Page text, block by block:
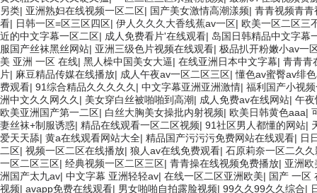
另类| 亚洲熟妇在线视频一区二区| 国产美女激情高潮漾频| 青青视频青青
看| 日韩一区=区三区四区| 伊人久久久大香线蕉av一区| 欧美一区二区三
近的中文字幕一区二区| 成人免费看片'在线观看| 岛国日韩精品中文字幕
服国产丝袜黑丝网站| 亚洲三级色片视频在线观看| 极品扒开粉嫩小av一
美 亚洲 一区 在线| 黑人橾中国美女大逼| 在线亚洲日本中文字幕| 青青青
片| 麻豆精品传媒在线播放| 成人午夜av一区二区三区|懂色av蜜臀av绯
费观看| 91综合精品久久久久久 | 中文字幕亚洲亚洲激情| 福利国产小视
洲中文久久网久久 | 美女穿白丝被啪啪到高潮| 成人免费av在线网站| 午夜
欧美亚洲国产第一二区| 白丝大胸美女操批内射视频| 欧美日韩黄色aaa|
妻丝袜+制服诱惑| 精品在线观看一区二区视频| 91社区男人都懂的网站|
爱天天舔| 黄a在线观看网站大全| 精品国产污污污免费网站在线观看| 日
二区| 视频一区二区在线播放| 狼人av在线免费观看| 石原莉奈一区二久久
一区二区三区| 经典视频一区二区三区| 青青操在线视频免费播放| 亚洲欧
洲国产太九av| 中文字幕 亚洲轻轻av| 在线一区二区亚洲欧美| 国产 一区
视频| avapp免费在线观看| 男女啪啪自拍露脸视频| 99久久99久久综合|